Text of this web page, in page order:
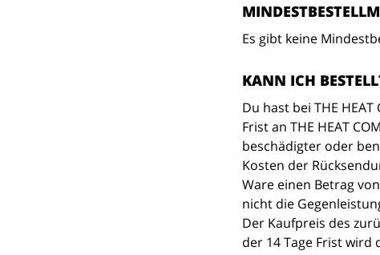
Es gibt keine
KANN ICH
Du hast bei THE
Frist an THE HEAT
beschädigter oder
Kosten der
Ware einen Betrag
nicht die
Der Kaufpreis des
der 14 Tage Frist wird